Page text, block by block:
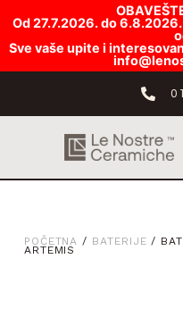
Od 27.7.2026. do
Sve vaše upite i
POČETNA / BATERIJE /
ARTEMIS